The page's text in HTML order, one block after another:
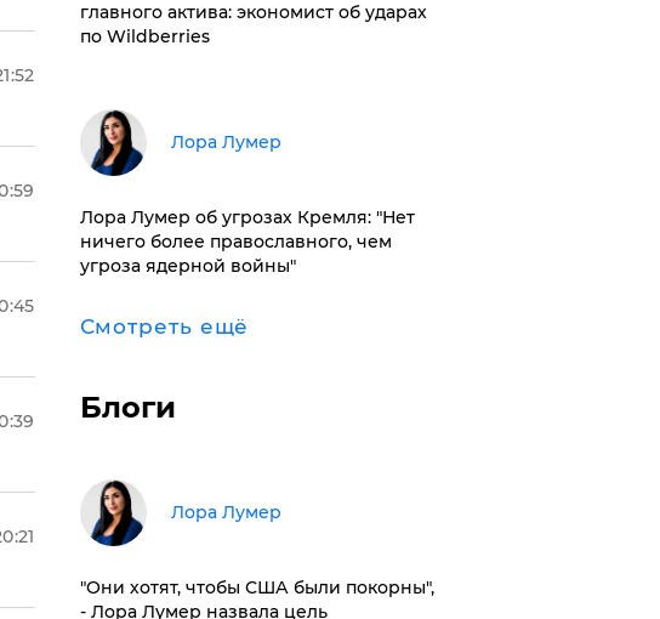
главного актива: экономист об ударах
по Wildberries
​Лора Лумер
Лора Лумер об угрозах Кремля: "Нет
ничего более православного, чем
угроза ядерной войны"
Смотреть ещё
Блоги
​Лора Лумер
"Они хотят, чтобы США были покорны",
- Лора Лумер назвала цель